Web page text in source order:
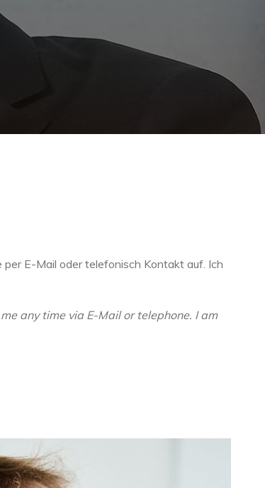
E-Mail oder telefonisch Kontakt auf. Ich
any time via E-Mail or telephone. I am